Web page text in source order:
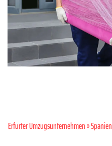
Erfurter Umzugsunternehmen»Spanien